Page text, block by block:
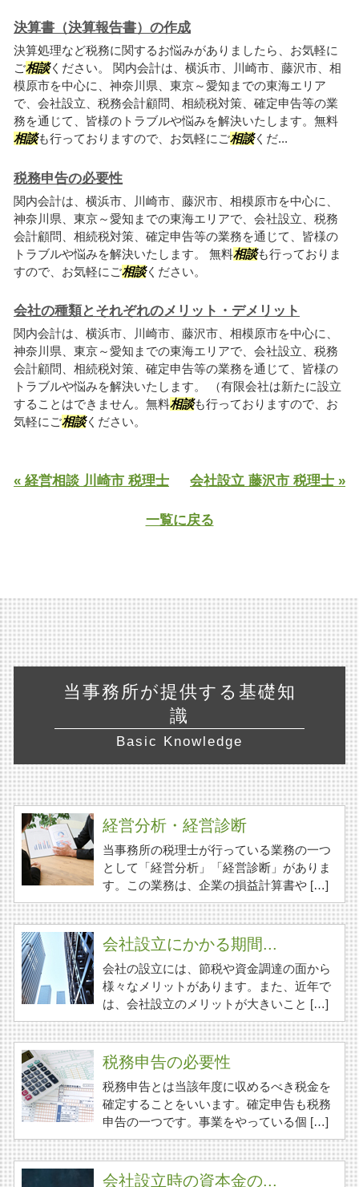
決算書（決算報告書）の作成
決算処理など税務に関するお悩みがありましたら、お気軽に
ご相談ください。 関内会計は、横浜市、川崎市、藤沢市、相
模原市を中心に、神奈川県、東京～愛知までの東海エリア
で、会社設立、税務会計顧問、相続税対策、確定申告等の業
務を通じて、皆様のトラブルや悩みを解決いたします。無料
相談も行っておりますので、お気軽にご相談くだ...
税務申告の必要性
関内会計は、横浜市、川崎市、藤沢市、相模原市を中心に、
神奈川県、東京～愛知までの東海エリアで、会社設立、税務
会計顧問、相続税対策、確定申告等の業務を通じて、皆様の
トラブルや悩みを解決いたします。 無料相談も行っておりま
すので、お気軽にご相談ください。
会社の種類とそれぞれのメリット・デメリット
関内会計は、横浜市、川崎市、藤沢市、相模原市を中心に、
神奈川県、東京～愛知までの東海エリアで、会社設立、税務
会計顧問、相続税対策、確定申告等の業務を通じて、皆様の
トラブルや悩みを解決いたします。 （有限会社は新たに設立
することはできません。無料相談も行っておりますので、お
気軽にご相談ください。
« 経営相談 川崎市 税理士 会社設立 藤沢市 税理士 »
一覧に戻る
当事務所が提供する基礎知
識
Basic Knowledge
経営分析・経営診断
当事務所の税理士が行っている業務の一つ
として「経営分析」「経営診断」がありま
す。この業務は、企業の損益計算書や […]
会社設立にかかる期間...
会社の設立には、節税や資金調達の面から
様々なメリットがあります。また、近年で
は、会社設立のメリットが大きいこと […]
税務申告の必要性
税務申告とは当該年度に収めるべき税金を
確定することをいいます。確定申告も税務
申告の一つです。事業をやっている個 […]
会社設立時の資本金の...